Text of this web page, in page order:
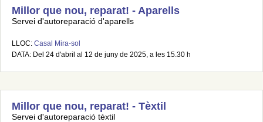
Millor que nou, reparat! - Aparells
Servei d'autoreparació d'aparells
LLOC: Casal Mira-sol
DATA: Del 24 d'abril al 12 de juny de 2025, a les 15.30 h
Millor que nou, reparat! - Tèxtil
Servei d'autoreparació tèxtil